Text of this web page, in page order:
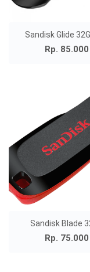
Sandisk Glide
Rp. 85.000
Sandisk Blade
Rp. 75.000